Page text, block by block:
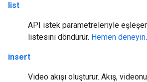
list
API istek parametreleriyle eşleşen
listesini döndürür. Hemen deneyin.
insert
Video akışı oluşturur. Akış,